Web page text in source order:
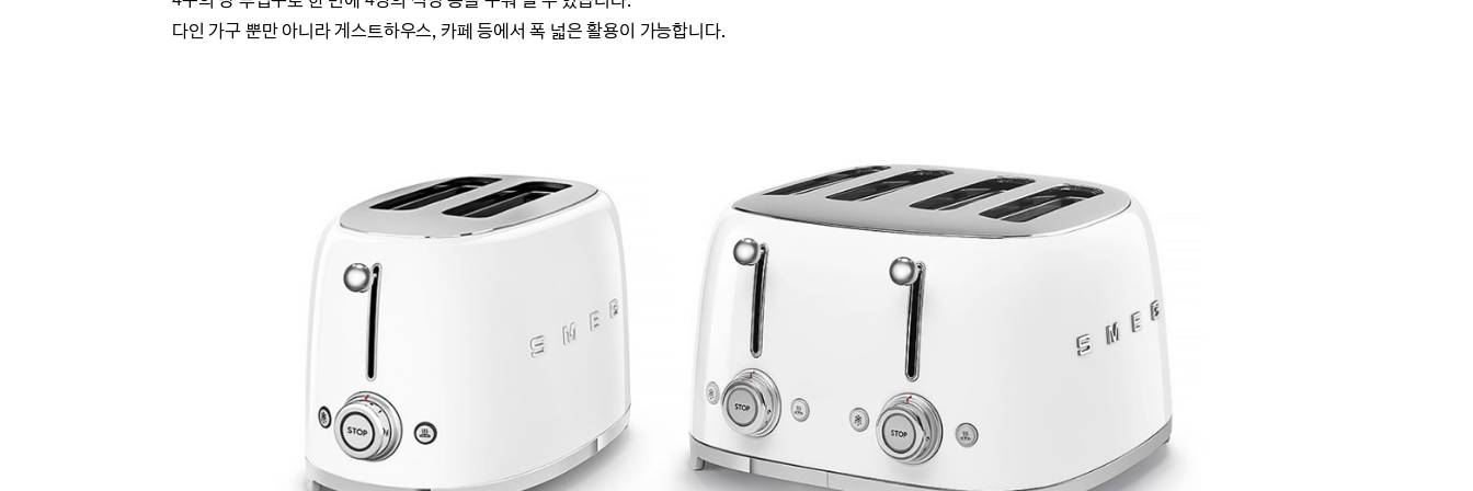
다인 가구 뿐만 아니라 게스트하우스, 카페 등에서 폭 넓은 활용이 가능합니다.